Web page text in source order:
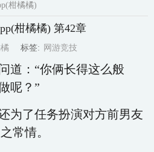
柑橘橘)
柑橘橘) 第42章
标签: 网游竞技
道：“你俩长得这么般
呢？”
为了任务扮演对方前男友
常情。